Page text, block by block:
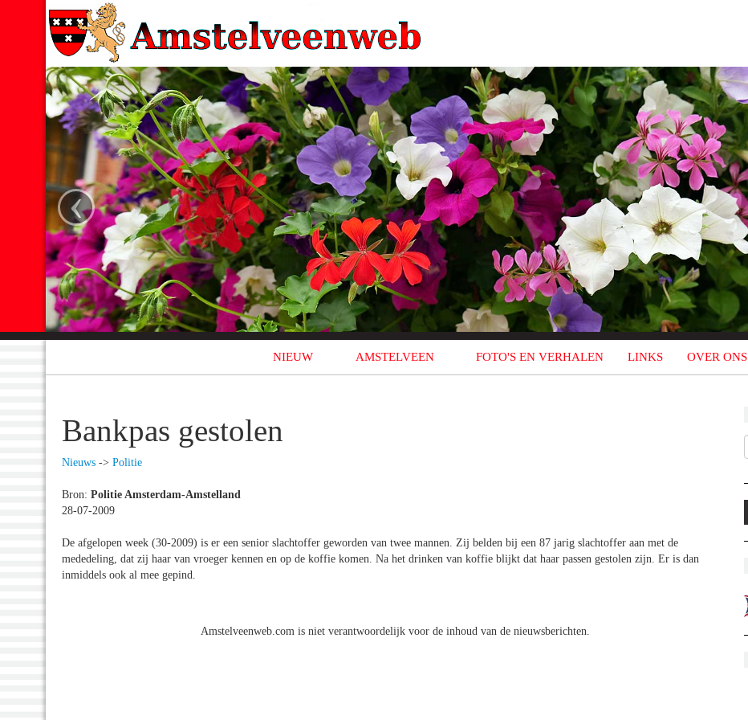
‹
NIEUW AMSTELVEEN FOTO'S EN VERHALEN LINKS OVER ONS
Bankpas gestolen
Nieuws -> Politie
Bron: Politie Amsterdam-Amstelland
28-07-2009
De afgelopen week (30-2009) is er een senior slachtoffer geworden van twee mannen. Zij belden bij een 87 jarig slachtoffer aan met de
mededeling, dat zij haar van vroeger kennen en op de koffie komen. Na het drinken van koffie blijkt dat haar passen gestolen zijn. Er is dan
inmiddels ook al mee gepind.
Amstelveenweb.com is niet verantwoordelijk voor de inhoud van de nieuwsberichten.